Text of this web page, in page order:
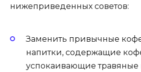
нижеприведенных советов:
Заменить привычные
напитки, содержащие
успокаивающие